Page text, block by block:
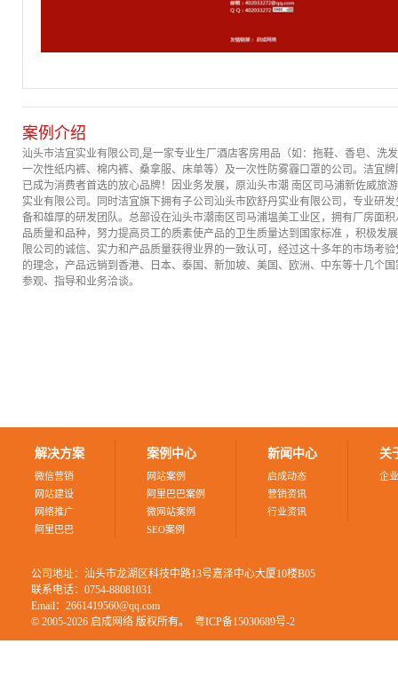
案例介绍
汕头市洁宜实业有限公司,是一家专业生厂酒店客房用品（如：拖鞋、香皂、洗
一次性纸内裤、棉内裤、桑拿服、床单等）及一次性防雾霾口罩的公司。洁宜
已成为消费者首选的放心品牌！因业务发展，原汕头市潮 南区司马浦新佐威旅
实业有限公司。同时洁宜旗下拥有子公司汕头市欧舒丹实业有限公司，专业研
备和雄厚的研发团队。总部设在汕头市潮南区司马浦塭美工业区，拥有厂房面
品质量和品种，努力提高员工的质素使产品的卫生质量达到国家标准 ，积极发
限公司的诚信、实力和产品质量获得业界的一致认可，经过这十多年的市场考
的理念，产品远销到香港、日本、泰国、新加坡、美国、欧洲、中东等十几个
参观、指导和业务洽谈。
解决方案
微信营销
网站建设
网络推广
阿里巴巴
案例中心
网站案例
阿里巴巴案例
微网站案例
SEO案例
新闻中心
启成动态
营销资讯
行业资讯
关
企
公司地址：汕头市龙湖区科技中路13号嘉泽中心大厦10楼B05
联系电话：0754-88081031
Email：2661419560@qq.com
© 2005-2026 启成网络 版权所有。 粤ICP备15030689号-2